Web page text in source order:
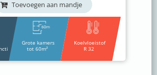
Toevoegen aan mandje
Grote kamers
tot 60m²
Koelvloeistof
R 32